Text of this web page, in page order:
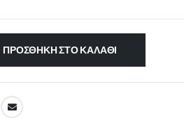
ΠΡΟΣΘΉΚΗ ΣΤΟ ΚΑΛΆΘΙ